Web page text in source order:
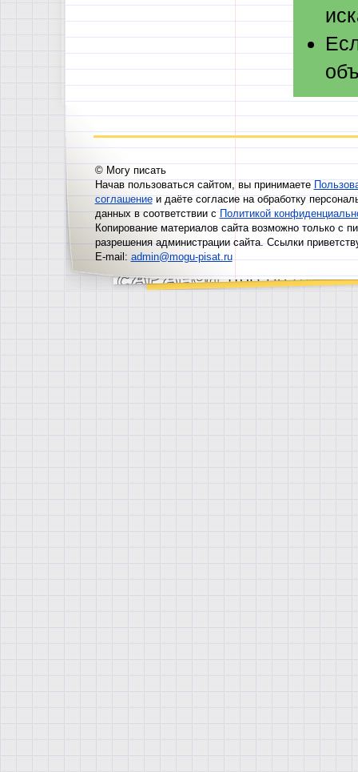
© Могу писать
Начав пользоваться сайтом, вы принимаете
соглашениеи даёте согласие на обработку
данных в соответствии сПолитикой
Копирование материалов сайта возможно только с
разрешения администрации сайта. Ссылки
E-mail:admin@mogu-pisat.ru